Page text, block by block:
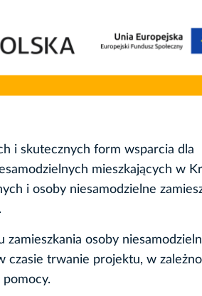
i skutecznych form wsparcia dla
mieszkających w
i osoby niesamodzielne
osoby
czasie trwanie projektu, w
pomocy.